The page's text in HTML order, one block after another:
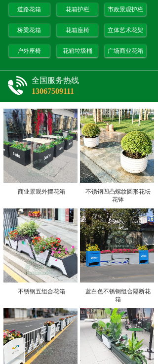
道路花箱 花箱护栏 市政景观护栏
桥梁花箱 花箱座椅 立体艺术花架
户外座椅 花箱垃圾桶 广场商业花箱
全国服务热线
13067509111
商业景观外摆花箱
不锈钢凹凸螺纹圆形花坛
花钵
不锈钢五组合花箱
蓝白色不锈钢组合隔断花
箱